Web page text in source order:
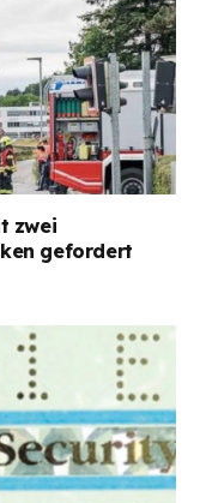
zwei
gefordert